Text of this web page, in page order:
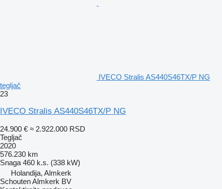
IVECO Stralis AS440S46TX/P NG
tegljač
23
IVECO Stralis AS440S46TX/P NG
24.900 € ≈ 2.922.000 RSD
Tegljač
2020
576.230 km
Snaga 460 k.s. (338 kW)
Holandija, Almkerk
Schouten Almkerk BV